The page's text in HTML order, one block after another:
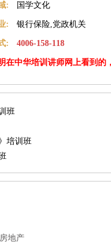
: 国学文化
: 银行保险,党政机关
: 4006-158-118
在中华培训讲师网上看到的
班
培训班
地产